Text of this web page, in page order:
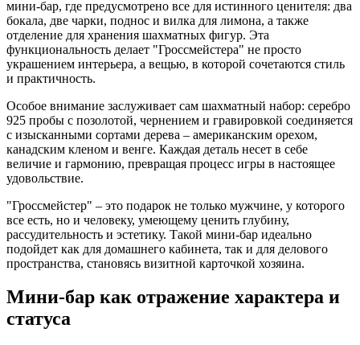
мини-бар, где предусмотрено все для истинного ценителя: два
бокала, две чарки, поднос и вилка для лимона, а также
отделение для хранения шахматных фигур. Эта
функциональность делает "Гроссмейстера" не просто
украшением интерьера, а вещью, в которой сочетаются стиль
и практичность.
Особое внимание заслуживает сам шахматный набор: серебро
925 пробы с позолотой, чернением и гравировкой соединяется
с изысканными сортами дерева – американским орехом,
канадским кленом и венге. Каждая деталь несет в себе
величие и гармонию, превращая процесс игры в настоящее
удовольствие.
"Гроссмейстер" – это подарок не только мужчине, у которого
все есть, но и человеку, умеющему ценить глубину,
рассудительность и эстетику. Такой мини-бар идеально
подойдет как для домашнего кабинета, так и для делового
пространства, становясь визитной карточкой хозяина.
Мини-бар как отражение характера и
статуса